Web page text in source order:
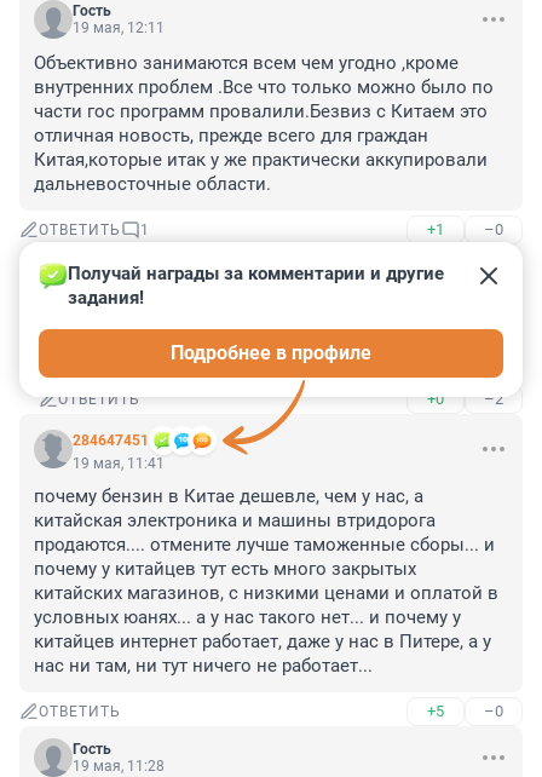
Гость
19 мая, 12:11
Объективно занимаются всем чем угодно ,кроме
внутренних проблем .Все что только можно было по
части гос программ провалили.Безвиз с Китаем это
отличная новость, прежде всего для граждан
Китая,которые итак у же практически аккупировали
дальневосточные области.
ОТВЕТИТЬ 1 +1 –0
Гость
19 мая, 15:24
Во-первых, через "о".
Во-вторых, враньё.
ОТВЕТИТЬ +0 –2
284647451
Получай награды за комментарии и другие
задания!
Подробнее в профиле
19 мая, 11:41
почему бензин в Китае дешевле, чем у нас, а
китайская электроника и машины втридорога
продаются.... отмените лучше таможенные сборы... и
почему у китайцев тут есть много закрытых
китайских магазинов, с низкими ценами и оплатой в
условных юанях... а у нас такого нет... и почему у
китайцев интернет работает, даже у нас в Питере, а у
нас ни там, ни тут ничего не работает...
ОТВЕТИТЬ +5 –0
Гость
19 мая, 11:28